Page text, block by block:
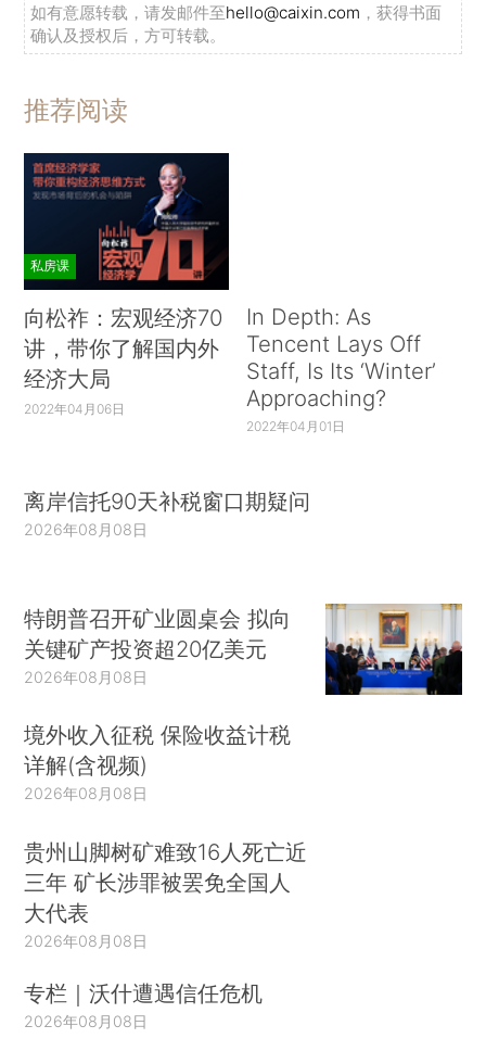
如有意愿转载，请发邮件至hello@caixin.com ，获得书面
确认及授权后，方可转载。
推荐阅读
私房课
向松祚：宏观经济70
讲，带你了解国内外
经济大局
2022年04月06日
In Depth: As
Tencent Lays Off
Staff, Is Its ‘Winter’
Approaching?
2022年04月01日
离岸信托90天补税窗口期疑问
2026年08月08日
特朗普召开矿业圆桌会 拟向
关键矿产投资超20亿美元
2026年08月08日
境外收入征税 保险收益计税
详解(含视频)
2026年08月08日
贵州山脚树矿难致16人死亡近
三年 矿长涉罪被罢免全国人
大代表
2026年08月08日
专栏｜沃什遭遇信任危机
2026年08月08日